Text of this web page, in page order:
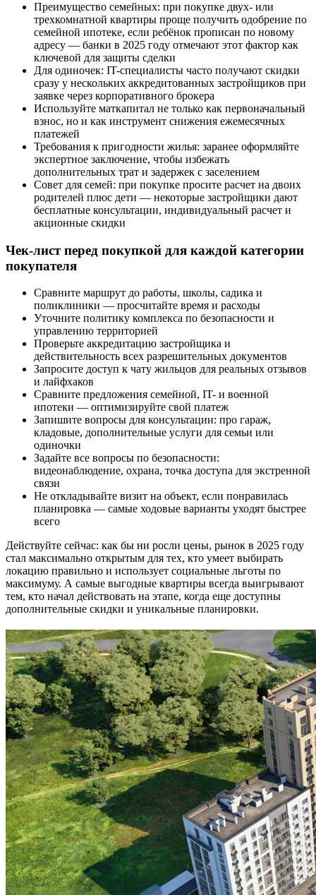
Преимущество семейных: при покупке двух- или
трехкомнатной квартиры проще получить одобрение по
семейной ипотеке, если ребёнок прописан по новому
адресу — банки в 2025 году отмечают этот фактор как
ключевой для защиты сделки
Для одиночек: IT-специалисты часто получают скидки
сразу у нескольких аккредитованных застройщиков при
заявке через корпоративного брокера
Используйте маткапитал не только как первоначальный
взнос, но и как инструмент снижения ежемесячных
платежей
Требования к пригодности жилья: заранее оформляйте
экспертное заключение, чтобы избежать
дополнительных трат и задержек с заселением
Совет для семей: при покупке просите расчет на двоих
родителей плюс дети — некоторые застройщики дают
бесплатные консультации, индивидуальный расчет и
акционные скидки
Чек-лист перед покупкой для каждой категории
покупателя
Сравните маршрут до работы, школы, садика и
поликлиники — просчитайте время и расходы
Уточните политику комплекса по безопасности и
управлению территорией
Проверьте аккредитацию застройщика и
действительность всех разрешительных документов
Запросите доступ к чату жильцов для реальных отзывов
и лайфхаков
Сравните предложения семейной, IT- и военной
ипотеки — оптимизируйте свой платеж
Запишите вопросы для консультации: про гараж,
кладовые, дополнительные услуги для семьи или
одиночки
Задайте все вопросы по безопасности:
видеонаблюдение, охрана, точка доступа для экстренной
связи
Не откладывайте визит на объект, если понравилась
планировка — самые ходовые варианты уходят быстрее
всего
Действуйте сейчас: как бы ни росли цены, рынок в 2025 году
стал максимально открытым для тех, кто умеет выбирать
локацию правильно и использует социальные льготы по
максимуму. А самые выгодные квартиры всегда выигрывают
тем, кто начал действовать на этапе, когда еще доступны
дополнительные скидки и уникальные планировки.